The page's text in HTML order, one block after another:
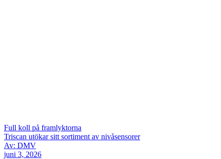
Full koll på framlyktorna
Triscan utökar sitt sortiment av nivåsensorer
Av: DMV
juni 3, 2026